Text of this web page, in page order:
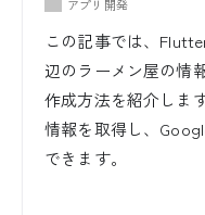
アプリ開発
この記事では、
辺のラーメン屋の情
作成方法を紹介しま
情報を取得し、
できます。